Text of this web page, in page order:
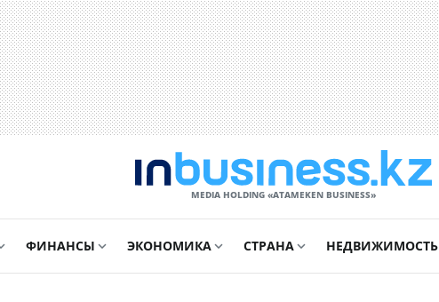
MEDIA HOLDING «ATAMEKЕN BUSINESS»
ФИНАНСЫ ЭКОНОМИКА СТРАНА НЕДВИЖИМОСТЬ